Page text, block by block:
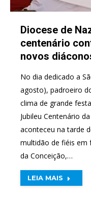
Diocese de
centenário
novos
No dia dedicado a
agosto), padroeiro
clima de grande
Jubileu Centenário
aconteceu na tarde
multidão de fiéis em
da Conceição,…
LEIA MAIS